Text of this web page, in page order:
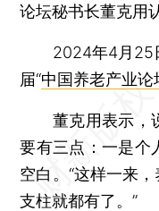
论坛秘书长董克用
2024年4月25日
届“中国养老产业论
董克用表示，说
要有三点：一是个
空白。“这样一来
支柱就都有了。”